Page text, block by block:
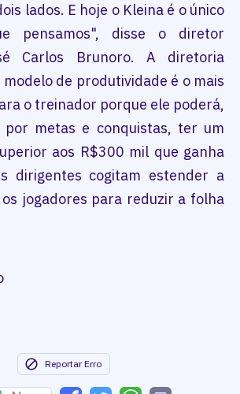
lados. E hoje o Kleina é o único
pensamos", disse o diretor
Carlos Brunoro. A diretoria
de produtividade é o mais
o treinador porque ele poderá,
por metas e conquistas, ter um
aos R$300 mil que ganha
dirigentes cogitam estender a
jogadores para reduzir a folha
Reportar Erro